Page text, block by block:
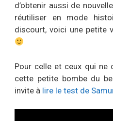
d’obtenir aussi de
réutiliser en mode
discourt, voici une petite
Pour celle et ceux qui ne
cette petite bombe du
invite à lire le test de